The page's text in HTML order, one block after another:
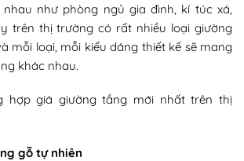
như phòng ngủ gia đình, kí túc xá,
trên thị trường có rất nhiều loại giường
mỗi loại, mỗi kiểu dáng thiết kế sẽ mang
khác nhau.
hợp giá giường tầng mới nhất trên thị
gỗ tự nhiên